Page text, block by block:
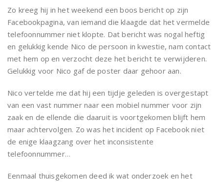
Zo kreeg hij in het weekend een boos bericht op zijn
Facebookpagina, van iemand die klaagde dat het vermelde
telefoonnummer niet klopte. Dat bericht was nogal heftig
en gelukkig kende Nico de persoon in kwestie, nam contact
met hem op en verzocht deze het bericht te verwijderen.
Gelukkig voor Nico gaf de poster daar gehoor aan.
Nico vertelde me dat hij een tijdje geleden is overgestapt
van een vast nummer naar een mobiel nummer voor zijn
zaak en de ellende die daaruit is voortgekomen blijft hem
maar achtervolgen. Zo was het incident op Facebook niet
de enige klaagzang over het inconsistente
telefoonnummer…
Eenmaal thuisgekomen deed ik wat onderzoek en het